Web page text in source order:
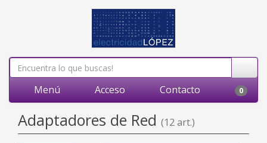
Menú Acceso Contacto 0
Adaptadores de Red (12 art.)